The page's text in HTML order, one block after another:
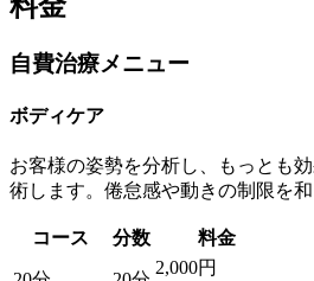
自費治療メニュー
ボディケア
お客様の姿勢を分析し、もっとも
術します。倦怠感や動きの制限を和
コース 分数 料金
2,000円